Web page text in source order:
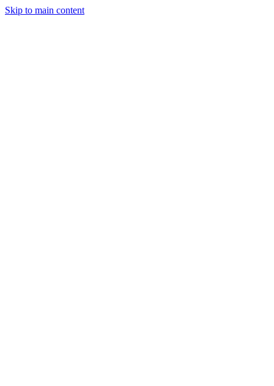
Skip to main content